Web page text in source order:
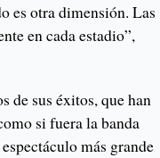
es otra dimensión. Las
en cada estadio”,
de sus éxitos, que han
si fuera la banda
más grande